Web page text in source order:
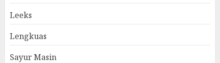
Leeks
Lengkuas
Sayur Masin